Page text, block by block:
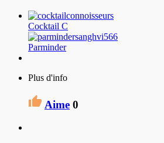
Cocktail C
Parminder
Plus d'info
Aime 0